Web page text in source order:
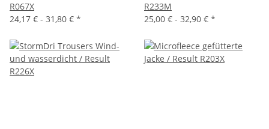
R067X
24,17 € - 31,80 € *
R233M
25,00 € - 32,90 € *